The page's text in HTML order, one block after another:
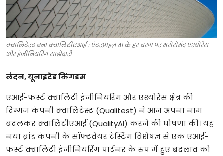
फैशन
संपादकीय
बिज़नेस
क्वालिटेस्ट बना क्वालिटीएआई : एंटरप्राइज़ AI के हर चरण पर भरोसेमंद एश्योरेंस
और इंजीनियरिंग साझेदारी
लंदन, यूनाइटेड किंगडम
एआई-फर्स्ट क्वालिटी इंजीनियरिंग और एश्योरेंस क्षेत्र की
दिग्गज कंपनी क्वालिटेस्ट (Qualitest) ने आज अपना नाम
बदलकर क्वालिटीएआई (QualityAI) करने की घोषणा की। यह
नया ब्रांड कंपनी के सॉफ्टवेयर टेस्टिंग विशेषज्ञ से एक एआई-
फर्स्ट क्वालिटी इंजीनियरिंग पार्टनर के रूप में हुए बदलाव को